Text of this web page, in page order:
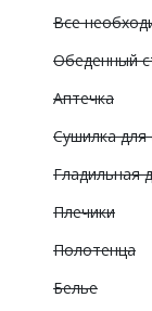
Все
Обеденный
Аптечка
Сушилка
Гладильная
Плечики
Полотенца
Белье